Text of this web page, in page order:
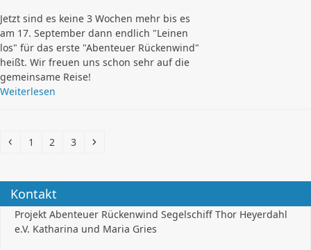
Jetzt sind es keine 3 Wochen mehr bis es
am 17. September dann endlich "Leinen
los" für das erste "Abenteuer Rückenwind"
heißt. Wir freuen uns schon sehr auf die
gemeinsame Reise!
Weiterlesen
Vorheriger
Seite
1 Seite
2 Seite
3 Vorwärts
Kontakt
Projekt Abenteuer Rückenwind Segelschiff Thor Heyerdahl
e.V. Katharina und Maria Gries